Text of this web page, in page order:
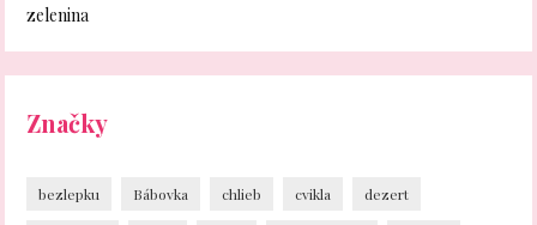
zelenina
Značky
bezlepku Bábovka chlieb cvikla dezert